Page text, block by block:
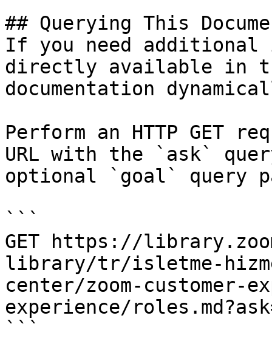
## Querying This
If you need
directly available in
documentation
Perform an HTTP GET
URL with the `ask`
optional `goal` query
```
GET https://
library/tr/isletme-
center/zoom-customer-
experience/
```